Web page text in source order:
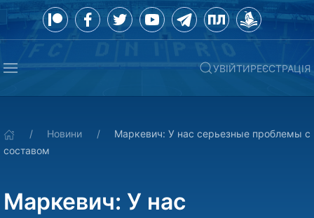
УВІЙТИРЕЄСТРАЦІЯ
Новини
Маркевич: У нас серьезные проблемы с
составом
Маркевич: У нас